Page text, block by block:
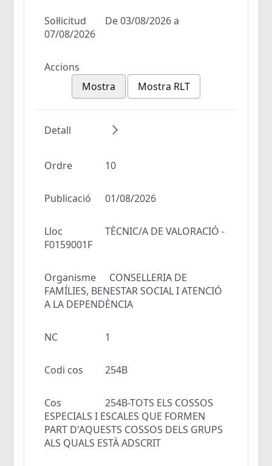
Sol·licitud
De 03/08/2026 a
07/08/2026
Accions
Mostra
Mostra RLT
Detall
Ordre 10
Publicació 01/08/2026
Lloc
TÈCNIC/A DE VALORACIÓ -
F0159001F
Organisme
CONSELLERIA DE
FAMÍLIES, BENESTAR SOCIAL I ATENCIÓ
A LA DEPENDÈNCIA
NC 1
Codi cos 254B
Cos
254B-TOTS ELS COSSOS
ESPECIALS I ESCALES QUE FORMEN
PART D'AQUESTS COSSOS DELS GRUPS
ALS QUALS ESTÀ ADSCRIT